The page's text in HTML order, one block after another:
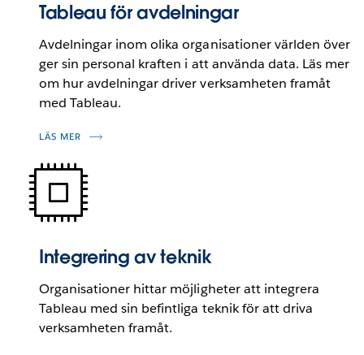
Tableau för avdelningar
Avdelningar inom olika organisationer världen över
ger sin personal kraften i att använda data. Läs mer
om hur avdelningar driver verksamheten framåt
med Tableau.
LÄS MER
Integrering av teknik
Organisationer hittar möjligheter att integrera
Tableau med sin befintliga teknik för att driva
verksamheten framåt.